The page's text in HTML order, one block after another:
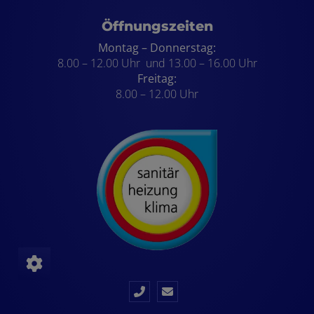
Öffnungszeiten
Montag – Donnerstag:
8.00 – 12.00 Uhr und 13.00 – 16.00 Uhr
Freitag:
8.00 – 12.00 Uhr